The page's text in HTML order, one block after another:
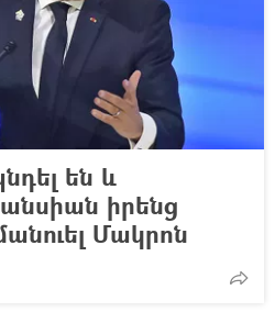
են և
իրենց
Մակրոն